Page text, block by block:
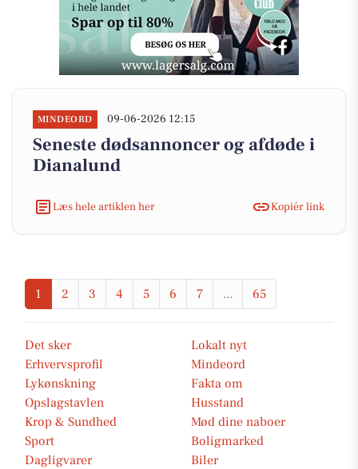
MINDEORD 09-06-2026 12:15
Seneste dødsannoncer og afdøde i
Dianalund
Læs hele artiklen her Kopiér link
1 2 3 4 5 6 7 ... 65
Det sker
Lokalt nyt
Erhvervsprofil
Mindeord
Lykønskning
Fakta om
Opslagstavlen
Husstand
Krop & Sundhed
Mød dine naboer
Sport
Boligmarked
Dagligvarer
Biler